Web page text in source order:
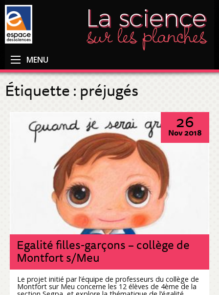
MENU
Étiquette : préjugés
26
Nov 2018
Egalité filles-garçons – collège de
Montfort s/Meu
Le projet initié par l’équipe de professeurs du collège de
Montfort sur Meu concerne les 12 élèves de 4ème de la